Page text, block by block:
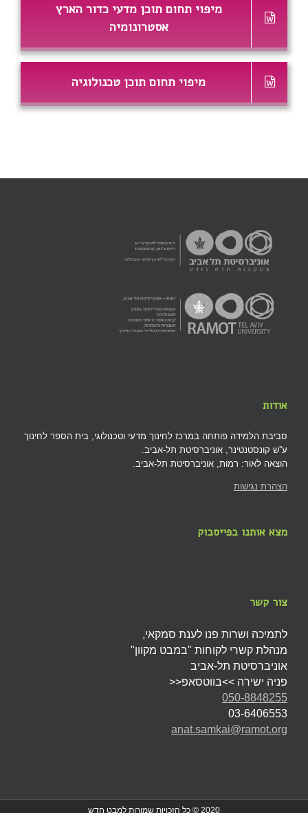
מיפוי תחום תוכן מדעי כדור הארץ
אסטרונומיה
מיפוי תחום תוכן טכנולוגיה
אודות
סביבת הלמידה פותחה במרכז לחינוך מדעי וטכנולוגי, בית הספר לחינוך
ע”ש קונסטנטינר, אוניברסיטת תל-אביב.
הוצאה לאור: רמות, אוניברסיטת תל-אביב.
הצהרת נגישות
מצא אותנו בפייסבוק
צור קשר
לתמיכה ושרות פנו לענת סמקאי,
מנהלת קשרי לקוחות "במבט מקוון"
אוניברסיטת תל-אביב
פניה ישירה >>בווטסאפ<<
050-8848255
03-6406553
anat.samkai@ramot.org
2020 © כל הזכויות שמורות למבט חדש